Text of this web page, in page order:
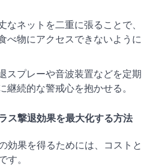
なネットを二重に張ることで、
べ物にアクセスできないように
スプレーや音波装置などを定期
継続的な警戒心を抱かせる。
ス撃退効果を最大化する方法
効果を得るためには、コストと
す。